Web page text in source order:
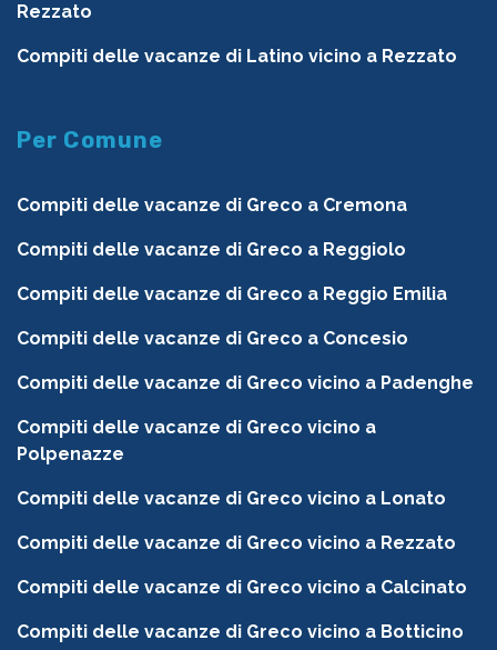
Rezzato
Compiti delle vacanze di Latino vicino a Rezzato
Per Comune
Compiti delle vacanze di Greco a Cremona
Compiti delle vacanze di Greco a Reggiolo
Compiti delle vacanze di Greco a Reggio Emilia
Compiti delle vacanze di Greco a Concesio
Compiti delle vacanze di Greco vicino a Padenghe
Compiti delle vacanze di Greco vicino a
Polpenazze
Compiti delle vacanze di Greco vicino a Lonato
Compiti delle vacanze di Greco vicino a Rezzato
Compiti delle vacanze di Greco vicino a Calcinato
Compiti delle vacanze di Greco vicino a Botticino